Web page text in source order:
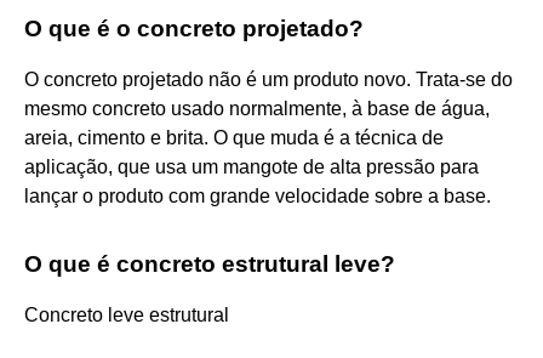
O que é o concreto projetado?
O concreto projetado não é um produto novo. Trata-se do
mesmo concreto usado normalmente, à base de água,
areia, cimento e brita. O que muda é a técnica de
aplicação, que usa um mangote de alta pressão para
lançar o produto com grande velocidade sobre a base.
O que é concreto estrutural leve?
Concreto leve estrutural